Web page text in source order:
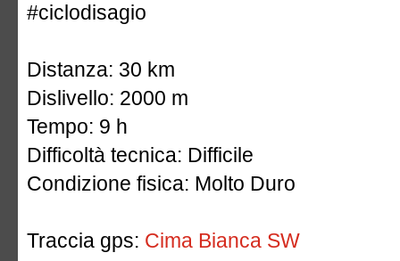
#ciclodisagio
Distanza: 30 km
Dislivello: 2000 m
Tempo: 9 h
Difficoltà tecnica: Difficile
Condizione fisica: Molto Duro
Traccia gps: Cima Bianca SW